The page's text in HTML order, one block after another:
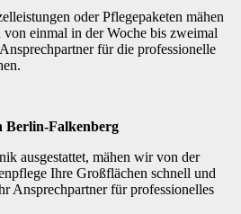
oder Pflegepaketen mähen
einmal in der Woche bis zweimal
für die professionelle
Berlin-Falkenberg
ausgestattet, mähen wir von der
Ihre Großflächen schnell und
Ansprechpartner für professionelles